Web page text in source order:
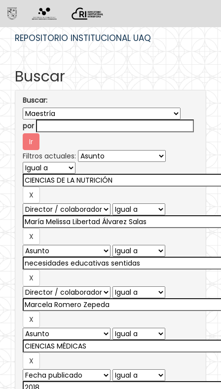
REPOSITORIO INSTITUCIONAL UAQ
Buscar
Buscar:
por
Filtros actuales: